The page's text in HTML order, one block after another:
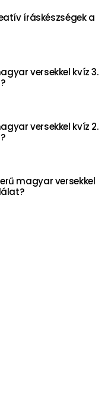
íráskészségek a
versekkel kvíz 3.
versekkel kvíz 2.
magyar versekkel